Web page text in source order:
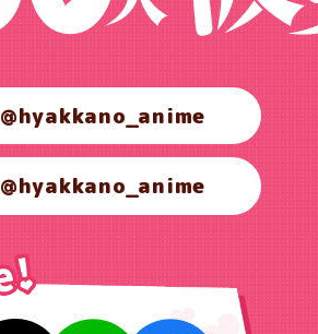
@hyakkano_anime
@hyakkano_anime